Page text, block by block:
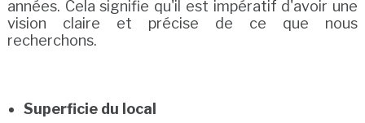
années. Cela signifie qu'il est impératif d'avoir une
vision claire et précise de ce que nous
recherchons.
Superficie du local